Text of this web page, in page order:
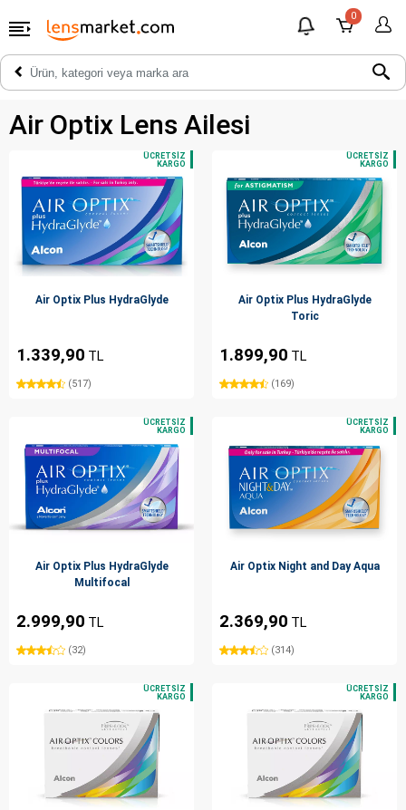
0
Air Optix Lens Ailesi
Air Optix Plus HydraGlyde
1.339,90 TL
(517)
Air Optix Plus HydraGlyde
Toric
1.899,90 TL
(169)
Air Optix Plus HydraGlyde
Multifocal
2.999,90 TL
(32)
Air Optix Night and Day Aqua
2.369,90 TL
(314)